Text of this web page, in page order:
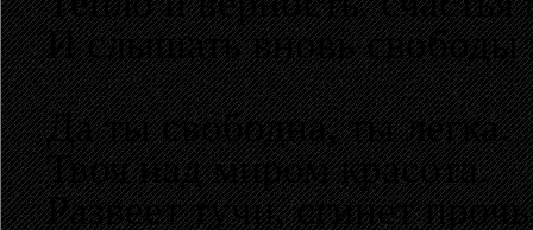
И слышать вновь свободы
Да ты свободна, ты легка.
Твоя над миром красота.
Развеет тучи, сгинет